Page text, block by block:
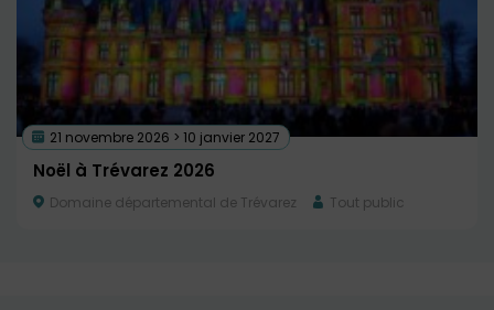
21 novembre 2026 > 10 janvier 2027
Noël à Trévarez 2026
Domaine départemental de Trévarez Tout public